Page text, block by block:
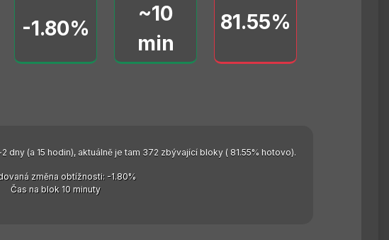
-1.80%
~10
min
81.55%
dny (a 15 hodin), aktuálně je tam 372 zbývající bloky ( 81.55% hotovo).
změna obtížnosti: -1.80%
Čas na blok 10 minuty